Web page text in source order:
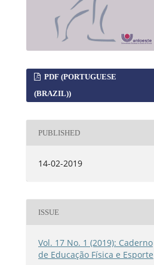
PDF (PORTUGUESE
(BRAZIL))
PUBLISHED
14-02-2019
ISSUE
Vol. 17 No. 1 (2019): Caderno
de Educação Física e Esporte